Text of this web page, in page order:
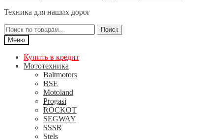
Техника для наших дорог
Искать:
Поиск
Меню
Купить в кредит
Мототехника
Baltmotors
BSE
Motoland
Progasi
ROCKOT
SEGWAY
SSSR
Stels